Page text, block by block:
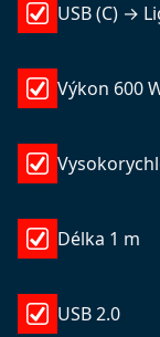
USB (C) →
Výkon 600
Délka 1 m
USB 2.0